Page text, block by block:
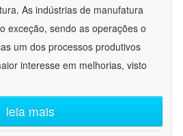
As indústrias de manufatura
exceção, sendo as operações o
um dos processos produtivos
interesse em melhorias, visto
leia mais